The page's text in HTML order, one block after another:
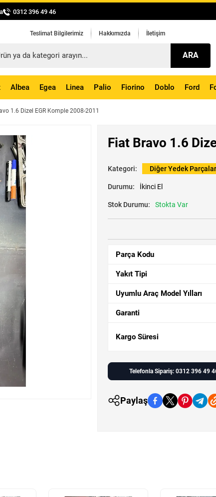
0312 396 49 46
Teslimat Bilgilerimiz Hakkımızda İletişim
ARA
Albea Egea Linea Palio Fiorino Doblo Ford
1.6 Dizel EGR Komple 2008-2011
Fiat Bravo 1.6
Kategori: Diğer Yedek Parçalar
Durumu: İkinci El
Stok Durumu: Stokta Var
Parça Kodu
Yakıt Tipi
Uyumlu Araç Model Yılları
Garanti
Kargo Süresi
Telefonla Sipariş: 0312 396 49
Paylaş